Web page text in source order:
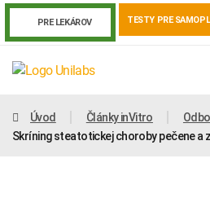
PRE LEKÁROV TESTY PRE
Úvod Články inVitro
Skríning steatotickej choroby pečene a